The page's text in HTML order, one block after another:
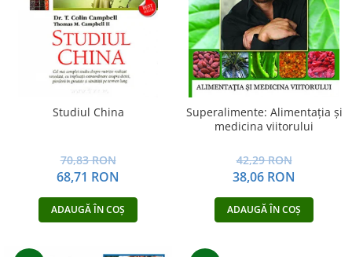
Spiritualitate şi ştiinţă
Fără categorie
Cunoaștere
Studiul China
70,83 RON
68,71 RON
ADAUGĂ ÎN COȘ
Superalimente: Alimentaţia şi
medicina viitorului
42,29 RON
38,06 RON
ADAUGĂ ÎN COȘ